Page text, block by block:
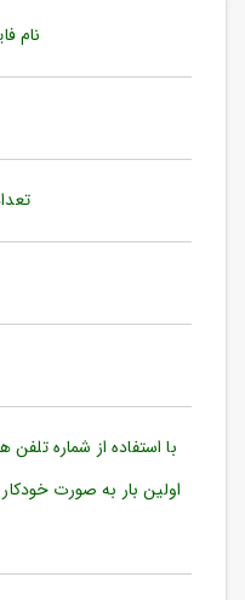
کاربری
ثبت
بازیابی
رمز
علاقه
نام
با استفاده از شماره
اولین بار به صورت